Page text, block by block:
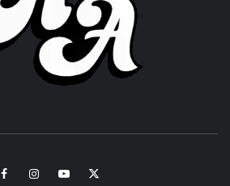
FacebookInstagramYoutubeTwitter